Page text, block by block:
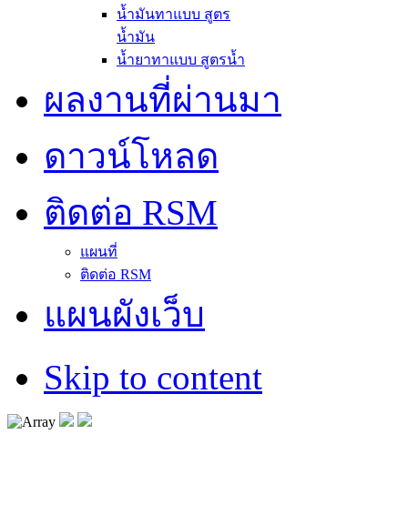
น้ำมันทาแบบ สูตร
น้ำมัน
น้ำยาทาแบบ สูตรน้ำ
ผลงานที่ผ่านมา
ดาวน์โหลด
ติดต่อ RSM
แผนที่
ติดต่อ RSM
แผนผังเว็บ
Skip to content